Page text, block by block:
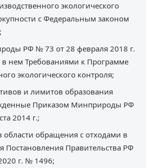
экологического
с Федеральным законом
РФ № 73 от 28 февраля 2018 г.
нем Требованиями к Программе
экологического контроля;
и лимитов образования
Приказом Минприроды РФ
2014 г.;
области обращения с отходами в
Постановления Правительства РФ
г. № 1496;